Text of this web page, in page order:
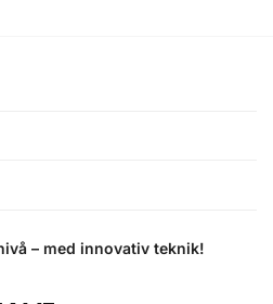
– med innovativ teknik!